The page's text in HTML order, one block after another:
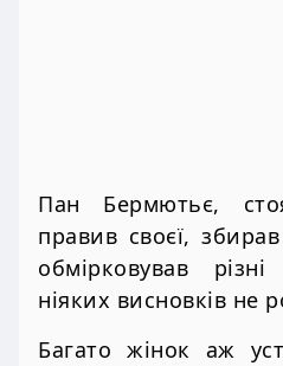
Пан Бермютьє,
правив своєї,
обмірковував
ніяких висновків не
Багато жінок аж